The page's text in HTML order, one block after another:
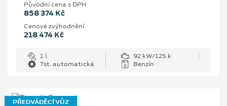
Původní cena s DPH
858 374 Kč
Cenové zvýhodnění
218 474 Kč
1 l
92 kW/125 k
7st. automatická
Benzín
PŘEDVÁDĚCÍ VŮZ